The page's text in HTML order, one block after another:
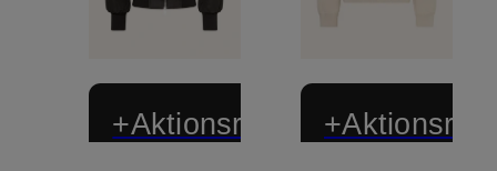
+Aktionsrabatt